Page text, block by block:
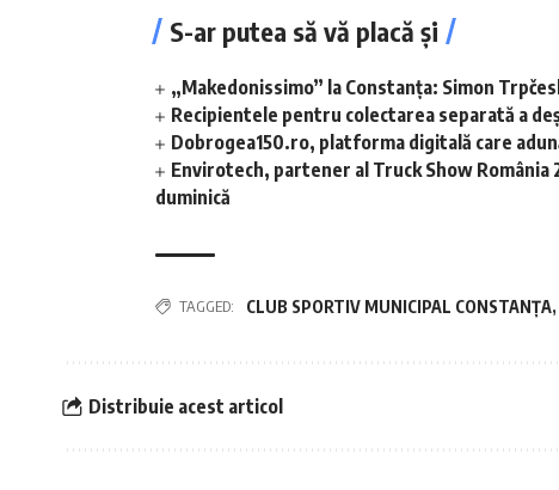
S-ar putea să vă placă și
„Makedonissimo” la Constanța: Simon
Recipientele pentru colectarea separată a
Dobrogea150.ro, platforma digitală care
Envirotech, partener al Truck Show România
duminică
TAGGED: CLUB SPORTIV MUNICIPAL CONSTANŢA,
Distribuie acest articol